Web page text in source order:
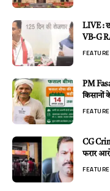
LIVE :
VB-G
PM
किसानों
CG
फरार